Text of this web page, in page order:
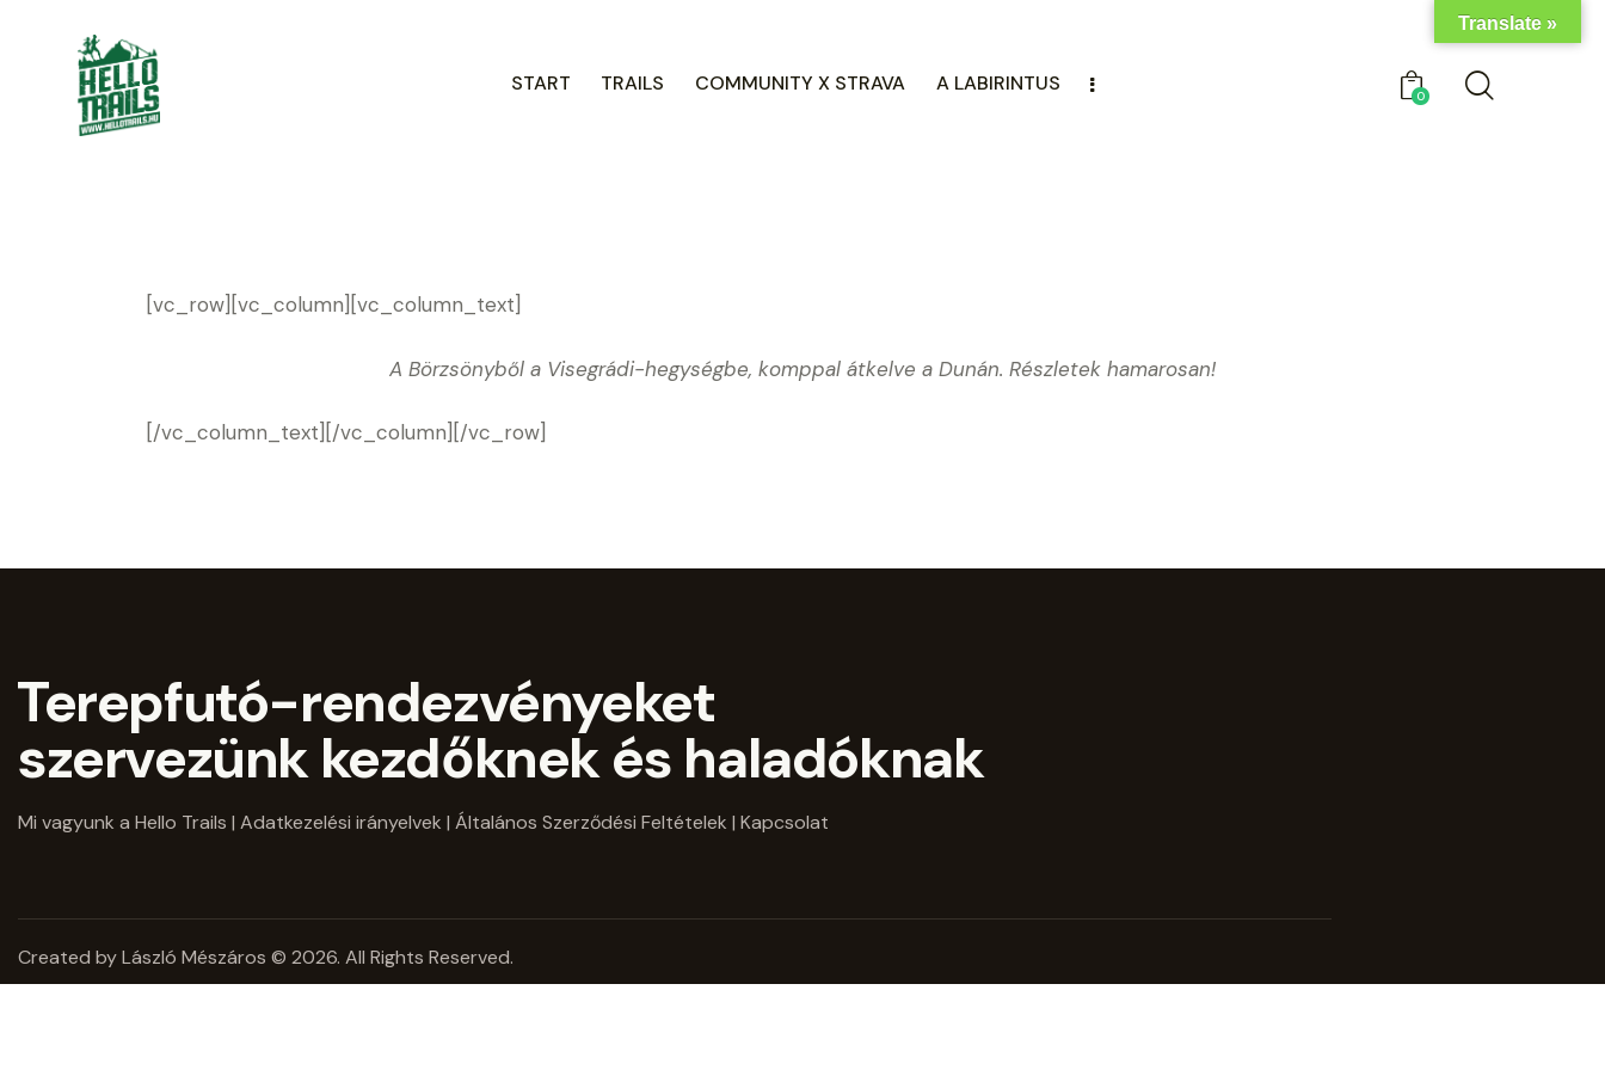
START TRAILS COMMUNITY X STRAVA A LABIRINTUS
0
[vc_row][vc_column][vc_column_text]
A Börzsönyből a Visegrádi-hegységbe, komppal átkelve a Dunán. Részletek hamarosan!
[/vc_column_text][/vc_column][/vc_row]
Terepfutó-rendezvényeket
szervezünk kezdőknek és haladóknak
Mi vagyunk a Hello Trails | Adatkezelési irányelvek | Általános Szerződési Feltételek | Kapcsolat
Created by László Mészáros © 2026. All Rights Reserved.
Translate »